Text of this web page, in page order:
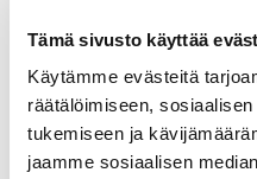
Tämä sivusto käyttää
Käytämme evästeitä
räätälöimiseen,
tukemiseen ja
jaamme sosiaalisen
Työmarkkinat
Uutiset 16.6.2026